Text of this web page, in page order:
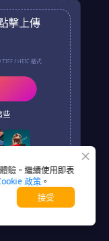
擊上傳
TIFF / HEIC 格式
些
驗。繼續使用即表
政策。
接受